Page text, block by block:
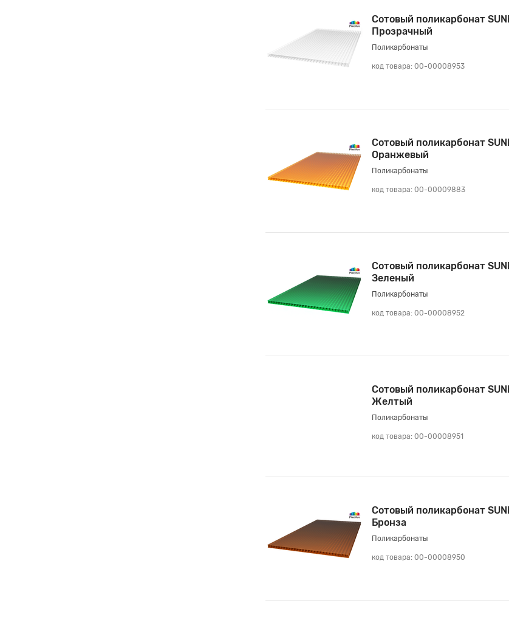
Сотовый поликарбонат
Прозрачный
Поликарбонаты
код товара: 00-00008953
Сотовый поликарбонат
Оранжевый
Поликарбонаты
код товара: 00-00009883
Сотовый поликарбонат
Зеленый
Поликарбонаты
код товара: 00-00008952
Сотовый поликарбонат
Желтый
Поликарбонаты
код товара: 00-00008951
Сотовый поликарбонат
Бронза
Поликарбонаты
код товара: 00-00008950